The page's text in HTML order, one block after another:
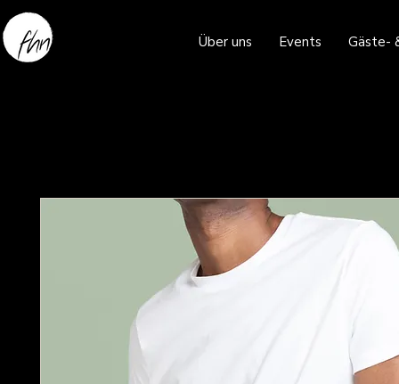
Über uns Events Gäste-